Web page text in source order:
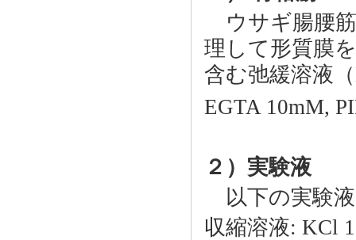
ウサギ腸腰
理して形質膜
含む弛緩溶液
EGTA 10mM,
２）実験液
以下の実験
収縮溶液: KCl